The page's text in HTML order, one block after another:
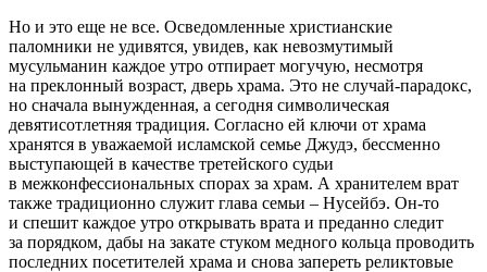
Но и это еще не все. Осведомленные христианские
паломники не удивятся, увидев, как невозмутимый
мусульманин каждое утро отпирает могучую, несмотря
на преклонный возраст, дверь храма. Это не случай-парадокс,
но сначала вынужденная, а сегодня символическая
девятисотлетняя традиция. Согласно ей ключи от храма
хранятся в уважаемой исламской семье Джудэ, бессменно
выступающей в качестве третейского судьи
в межконфессиональных спорах за храм. А хранителем врат
также традиционно служит глава семьи – Нусейбэ. Он-то
и спешит каждое утро открывать врата и преданно следит
за порядком, дабы на закате стуком медного кольца проводить
последних посетителей храма и снова запереть реликтовые